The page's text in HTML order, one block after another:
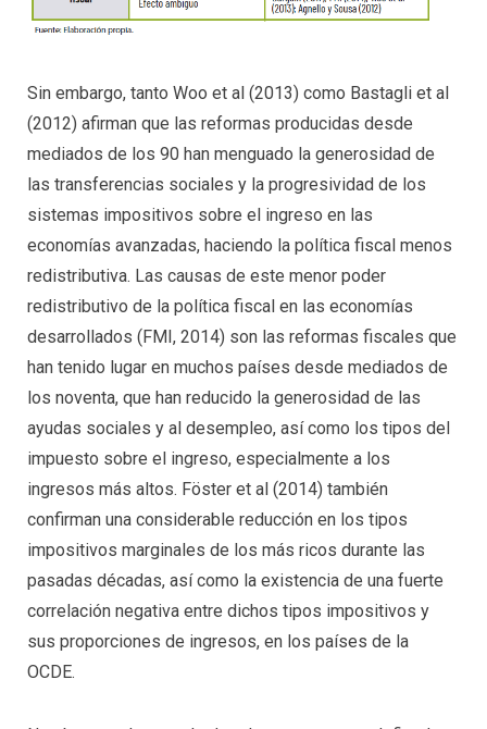
Sin embargo, tanto Woo et al (2013) como Bastagli et al
(2012) afirman que las reformas producidas desde
mediados de los 90 han menguado la generosidad de
las transferencias sociales y la progresividad de los
sistemas impositivos sobre el ingreso en las
economías avanzadas, haciendo la política fiscal menos
redistributiva. Las causas de este menor poder
redistributivo de la política fiscal en las economías
desarrollados (FMI, 2014) son las reformas fiscales que
han tenido lugar en muchos países desde mediados de
los noventa, que han reducido la generosidad de las
ayudas sociales y al desempleo, así como los tipos del
impuesto sobre el ingreso, especialmente a los
ingresos más altos. Föster et al (2014) también
confirman una considerable reducción en los tipos
impositivos marginales de los más ricos durante las
pasadas décadas, así como la existencia de una fuerte
correlación negativa entre dichos tipos impositivos y
sus proporciones de ingresos, en los países de la
OCDE.